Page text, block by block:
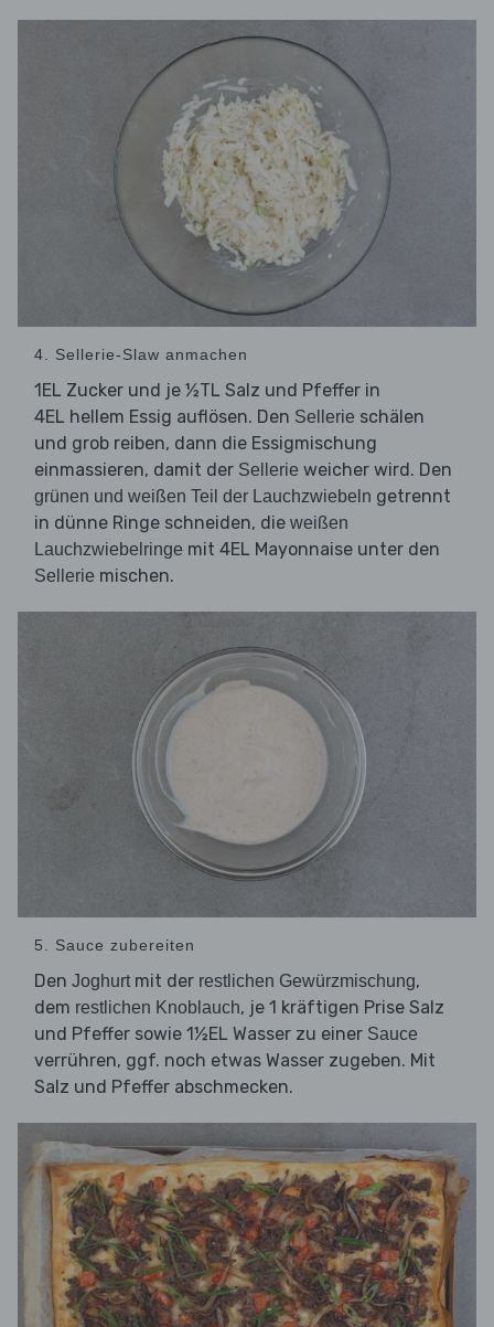
4. Sellerie-Slaw anmachen
1EL Zucker und je ½TL Salz und Pfeffer in
4EL hellem Essig auflösen. Den Sellerie schälen
und grob reiben, dann die Essigmischung
einmassieren, damit der Sellerie weicher wird. Den
grünen und weißen Teil der Lauchzwiebeln getrennt
in dünne Ringe schneiden, die weißen
Lauchzwiebelringe mit 4EL Mayonnaise unter den
Sellerie mischen.
5. Sauce zubereiten
Den Joghurtmit der restlichen Gewürzmischung,
dem restlichen Knoblauch, je 1 kräftigen Prise Salz
und Pfeffer sowie 1½EL Wasser zu einer Sauce
verrühren, ggf. noch etwas Wasser zugeben. Mit
Salz und Pfeffer abschmecken.